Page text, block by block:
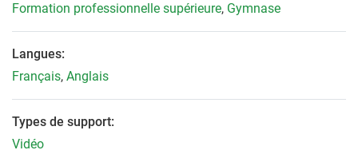
Formation professionnelle supérieure, Gymnase
Langues:
Français, Anglais
Types de support:
Vidéo